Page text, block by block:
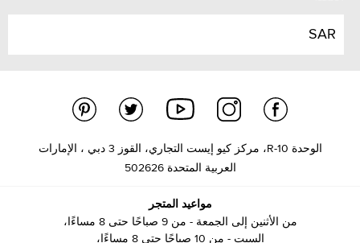
SAR
الوحدة R-10، مركز كيو إيست التجاري، القوز 3 دبي ، الإمارات
العربية المتحدة 502626
مواعيد المتجر
من الأثنين إلى الجمعة - من 9 صباحًا حتى 8 مساءًا،
السبت - من 10 صباحًا حتى 8 مساءًا،